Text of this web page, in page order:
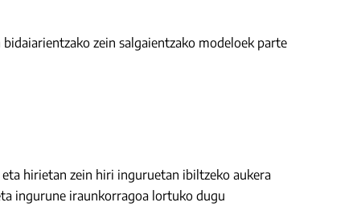
zein salgaientzako modeloek parte
hirietan zein hiri inguruetan ibiltzeko aukera
ingurune iraunkorragoa lortuko dugu